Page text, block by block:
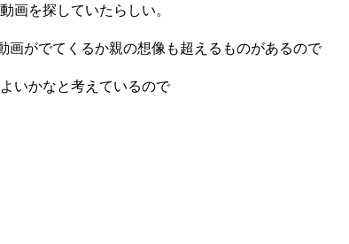
画を探していたらしい。
画がでてくるか親の想像も超えるものがあるので
いかなと考えているので